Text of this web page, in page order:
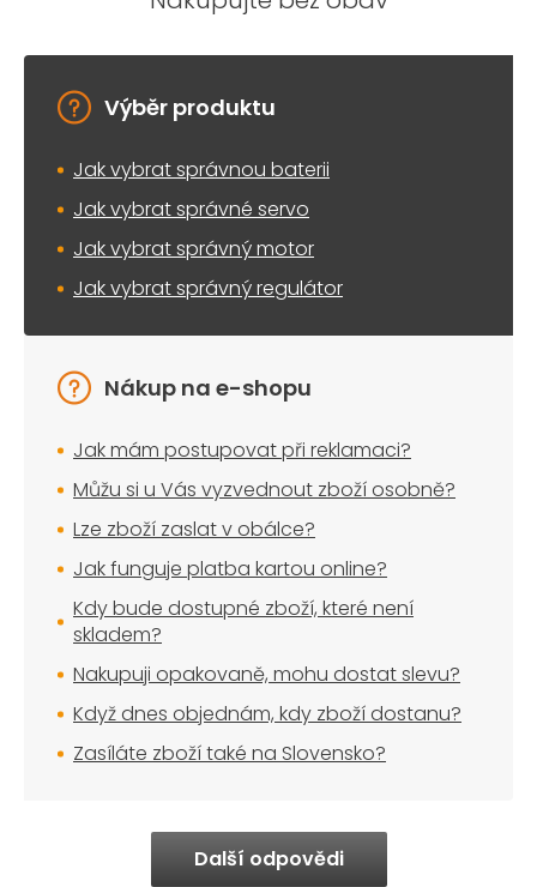
Výběr produktu
Jak vybrat správnou baterii
Jak vybrat správné servo
Jak vybrat správný motor
Jak vybrat správný regulátor
Nákup na e-shopu
Jak mám postupovat při reklamaci?
Můžu si u Vás vyzvednout zboží osobně?
Lze zboží zaslat v obálce?
Jak funguje platba kartou online?
Kdy bude dostupné zboží, které není
skladem?
Nakupuji opakovaně, mohu dostat slevu?
Když dnes objednám, kdy zboží dostanu?
Zasíláte zboží také na Slovensko?
Další odpovědi